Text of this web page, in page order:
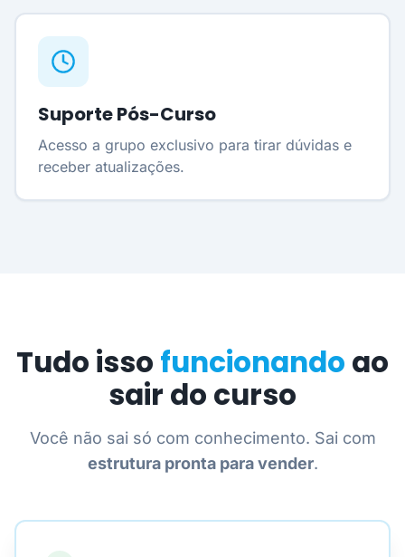
Suporte Pós-Curso
Acesso a grupo exclusivo para tirar dúvidas e
receber atualizações.
Tudo isso funcionando ao
sair do curso
Você não sai só com conhecimento. Sai com
estrutura pronta para vender.